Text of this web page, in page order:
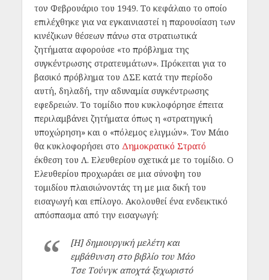
τον Φεβρουάριο του 1949. Το κεφάλαιο το οποίο
επιλέχθηκε για να εγκαινιαστεί η παρουσίαση των
κινέζικων θέσεων πάνω στα στρατιωτικά
ζητήματα αφορούσε «το πρόβλημα της
συγκέντρωσης στρατευμάτων». Πρόκειται για το
βασικό πρόβλημα του ΔΣΕ κατά την περίοδο
αυτή, δηλαδή, την αδυναμία συγκέντρωσης
εφεδρειών. Το τομίδιο που κυκλοφόρησε έπειτα
περιλαμβάνει ζητήματα όπως η «στρατηγική
υποχώρηση» και ο «πόλεμος ελιγμών». Τον Μάιο
θα κυκλοφορήσει στο Δημοκρατικό Στρατό
έκθεση του Λ. Ελευθερίου σχετικά με το τομίδιο. Ο
Ελευθερίου προχωράει σε μια σύνοψη του
τομιδίου πλαισιώνοντάς τη με μια δική του
εισαγωγή και επίλογο. Ακολουθεί ένα ενδεικτικό
απόσπασμα από την εισαγωγή:
[Η] δημιουργική μελέτη και
εμβάθυνση στο βιβλίο του Μάο
Τσε Τούνγκ αποχτά ξεχωριστό